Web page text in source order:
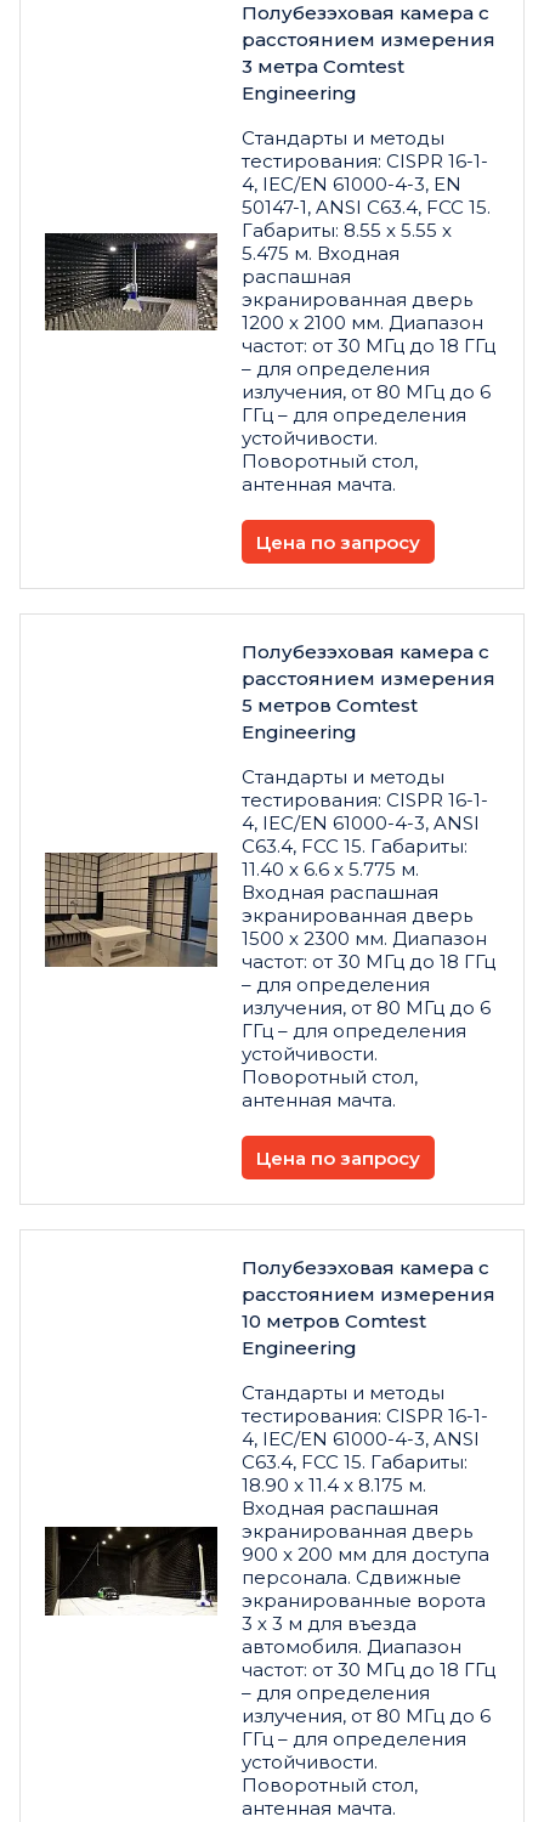
Полубезэховая камера с
расстоянием измерения
3 метра Comtest
Engineering
Стандарты и методы
тестирования: CISPR 16-1-
4, IEC/EN 61000-4-3, EN
50147-1, ANSI C63.4, FCC 15.
Габариты: 8.55 x 5.55 x
5.475 м. Входная
распашная
экранированная дверь
1200 x 2100 мм. Диапазон
частот: от 30 МГц до 18 ГГц
– для определения
излучения, от 80 МГц до 6
ГГц – для определения
устойчивости.
Поворотный стол,
антенная мачта.
Цена по запросу
Полубезэховая камера с
расстоянием измерения
5 метров Comtest
Engineering
Стандарты и методы
тестирования: CISPR 16-1-
4, IEC/EN 61000-4-3, ANSI
C63.4, FCC 15. Габариты:
11.40 x 6.6 x 5.775 м.
Входная распашная
экранированная дверь
1500 x 2300 мм. Диапазон
частот: от 30 МГц до 18 ГГц
– для определения
излучения, от 80 МГц до 6
ГГц – для определения
устойчивости.
Поворотный стол,
антенная мачта.
Цена по запросу
Полубезэховая камера с
расстоянием измерения
10 метров Comtest
Engineering
Стандарты и методы
тестирования: CISPR 16-1-
4, IEC/EN 61000-4-3, ANSI
C63.4, FCC 15. Габариты:
18.90 x 11.4 x 8.175 м.
Входная распашная
экранированная дверь
900 x 200 мм для доступа
персонала. Сдвижные
экранированные ворота
3 х 3 м для въезда
автомобиля. Диапазон
частот: от 30 МГц до 18 ГГц
– для определения
излучения, от 80 МГц до 6
ГГц – для определения
устойчивости.
Поворотный стол,
антенная мачта.